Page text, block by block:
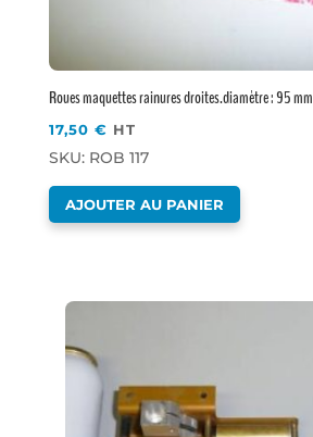
Roues maquettes rainures droites.diamètre : 95 mm
17,50€ HT
SKU: ROB 117
AJOUTER AU PANIER